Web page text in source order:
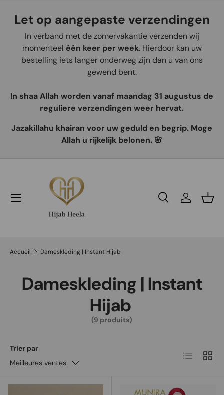
Aller au contenu
Let op aangepaste verzendingen
In verband met de zomervakantie verzenden wij
momenteel één keer per week. Hierdoor kan uw
bestelling iets langer onderweg zijn dan u van ons
gewend bent.
In shaa Allah worden vanaf maandag 31 augustus de
reguliere verzendingen weer hervat.
Jazakillahu khairan voor uw geduld en begrip. Moge
Allah u rijkelijk belonen. 🌸
Recherche
Se
Accueil Dameskleding | Instant Hijab
Dameskleding | Instant
Hijab
(9 produits)
Trier par
Meilleures ventes
Liste Grille